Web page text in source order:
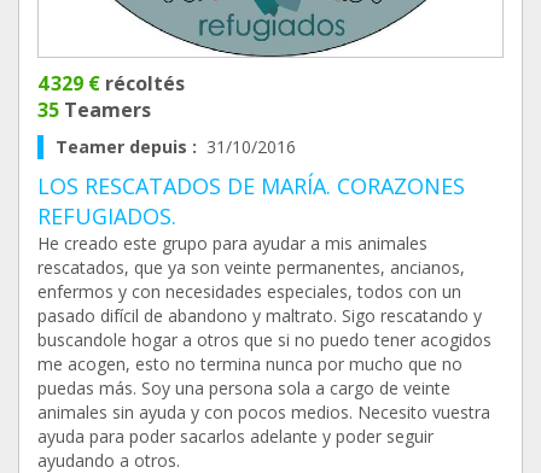
4 329 € récoltés
35 Teamers
Teamer depuis : 31/10/2016
LOS RESCATADOS DE MARÍA. CORAZONES
REFUGIADOS.
He creado este grupo para ayudar a mis animales
rescatados, que ya son veinte permanentes, ancianos,
enfermos y con necesidades especiales, todos con un
pasado difícil de abandono y maltrato. Sigo rescatando y
buscandole hogar a otros que si no puedo tener acogidos
me acogen, esto no termina nunca por mucho que no
puedas más. Soy una persona sola a cargo de veinte
animales sin ayuda y con pocos medios. Necesito vuestra
ayuda para poder sacarlos adelante y poder seguir
ayudando a otros.